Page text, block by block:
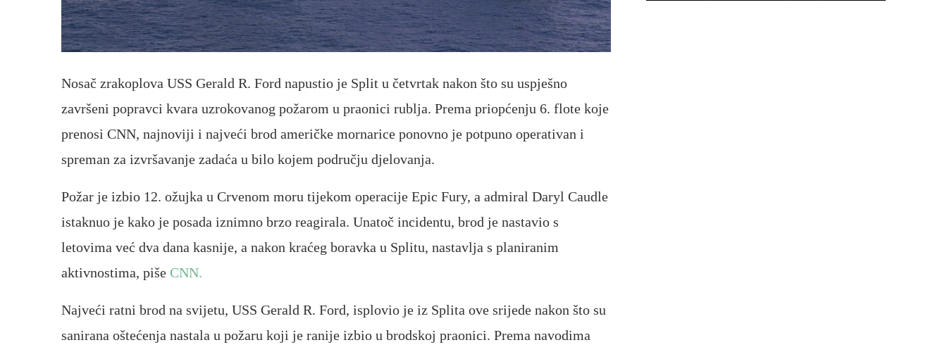
Nosač zrakoplova USS Gerald R. Ford napustio je Split u četvrtak nakon što su uspješno
završeni popravci kvara uzrokovanog požarom u praonici rublja. Prema priopćenju 6. flote koje
prenosi CNN, najnoviji i najveći brod američke mornarice ponovno je potpuno operativan i
spreman za izvršavanje zadaća u bilo kojem području djelovanja.
Požar je izbio 12. ožujka u Crvenom moru tijekom operacije Epic Fury, a admiral Daryl Caudle
istaknuo je kako je posada iznimno brzo reagirala. Unatoč incidentu, brod je nastavio s
letovima već dva dana kasnije, a nakon kraćeg boravka u Splitu, nastavlja s planiranim
aktivnostima, piše CNN.
Najveći ratni brod na svijetu, USS Gerald R. Ford, isplovio je iz Splita ove srijede nakon što su
sanirana oštećenja nastala u požaru koji je ranije izbio u brodskoj praonici. Prema navodima